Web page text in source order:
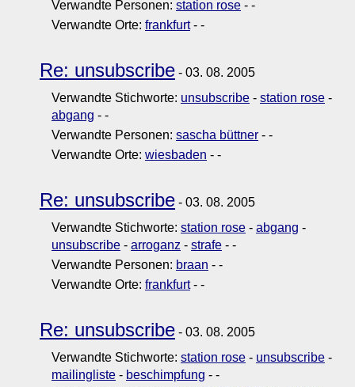
Verwandte Personen: station rose - -
Verwandte Orte: frankfurt- -
Re: unsubscribe - 03. 08. 2005
Verwandte Stichworte: unsubscribe - station rose -
abgang - -
Verwandte Personen: sascha büttner - -
Verwandte Orte: wiesbaden - -
Re: unsubscribe - 03. 08. 2005
Verwandte Stichworte: station rose - abgang -
unsubscribe - arroganz - strafe - -
Verwandte Personen: braan - -
Verwandte Orte: frankfurt- -
Re: unsubscribe - 03. 08. 2005
Verwandte Stichworte: station rose - unsubscribe -
mailingliste - beschimpfung - -